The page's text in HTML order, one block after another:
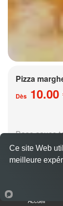
Pizza
Dès 10.00
Base sauce
Pizza régina
Accueil
Ce site Web
meilleure